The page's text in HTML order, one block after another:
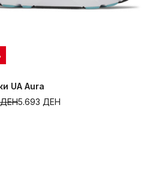
UA Aura
5.693 ДЕН
ДЕН